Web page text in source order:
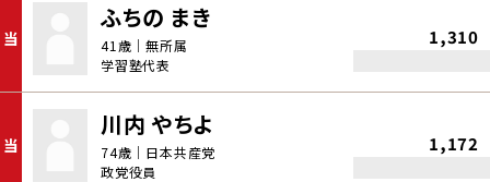
当
ふちの まき
41歳｜無所属
学習塾代表
1,310
当
川内 やちよ
74歳｜日本共産党
政党役員
1,172